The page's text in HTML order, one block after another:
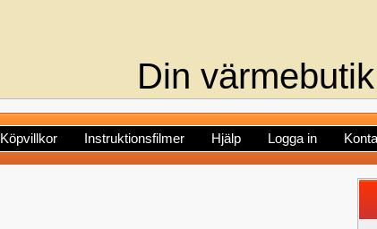
Din
Köpvillkor Instruktionsfilmer Hjälp Logga in